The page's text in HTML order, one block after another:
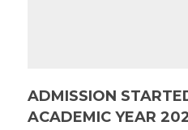
ADMISSION
ACADEMIC YEAR